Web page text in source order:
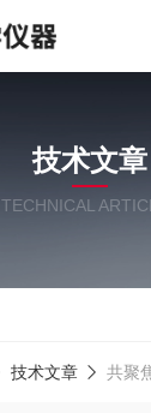
技术文章
TECHNICAL
技术文章 共聚焦